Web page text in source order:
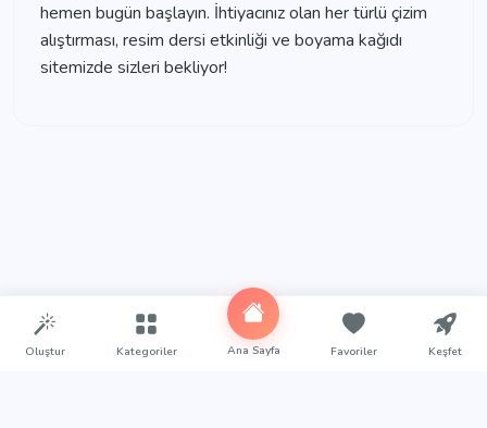
hemen bugün başlayın. İhtiyacınız olan her türlü çizim
alıştırması, resim dersi etkinliği ve boyama kağıdı
sitemizde sizleri bekliyor!
Oluştur Kategoriler Ana Sayfa Favoriler Keşfet